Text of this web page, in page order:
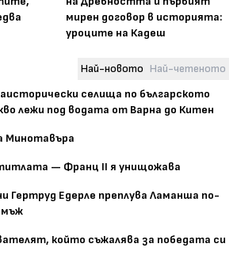
мирен договор в историята:
уроците на Кадеш
Най-новото Най-четеното
селища по българското
лежи под водата от Варна до Китен
Минотавъра
— Франц II я унищожава
Гертруд Едерле преплува Ламанша по-
мъж
който съжалява за победата си